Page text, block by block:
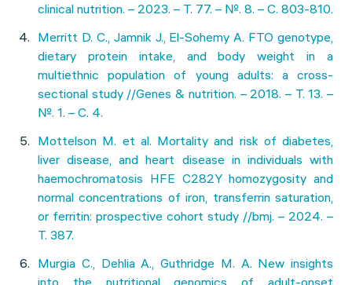
clinical nutrition. – 2023. – Т. 77. – №. 8. – С. 803-810.
Merritt D. C., Jamnik J., El-Sohemy A. FTO genotype,
dietary protein intake, and body weight in a
multiethnic population of young adults: a cross-
sectional study //Genes & nutrition. – 2018. – Т. 13. –
№. 1. – С. 4.
Mottelson M. et al. Mortality and risk of diabetes,
liver disease, and heart disease in individuals with
haemochromatosis HFE C282Y homozygosity and
normal concentrations of iron, transferrin saturation,
or ferritin: prospective cohort study //bmj. – 2024. –
Т. 387.
Murgia C., Dehlia A., Guthridge M. A. New insights
into the nutritional genomics of adult-onset